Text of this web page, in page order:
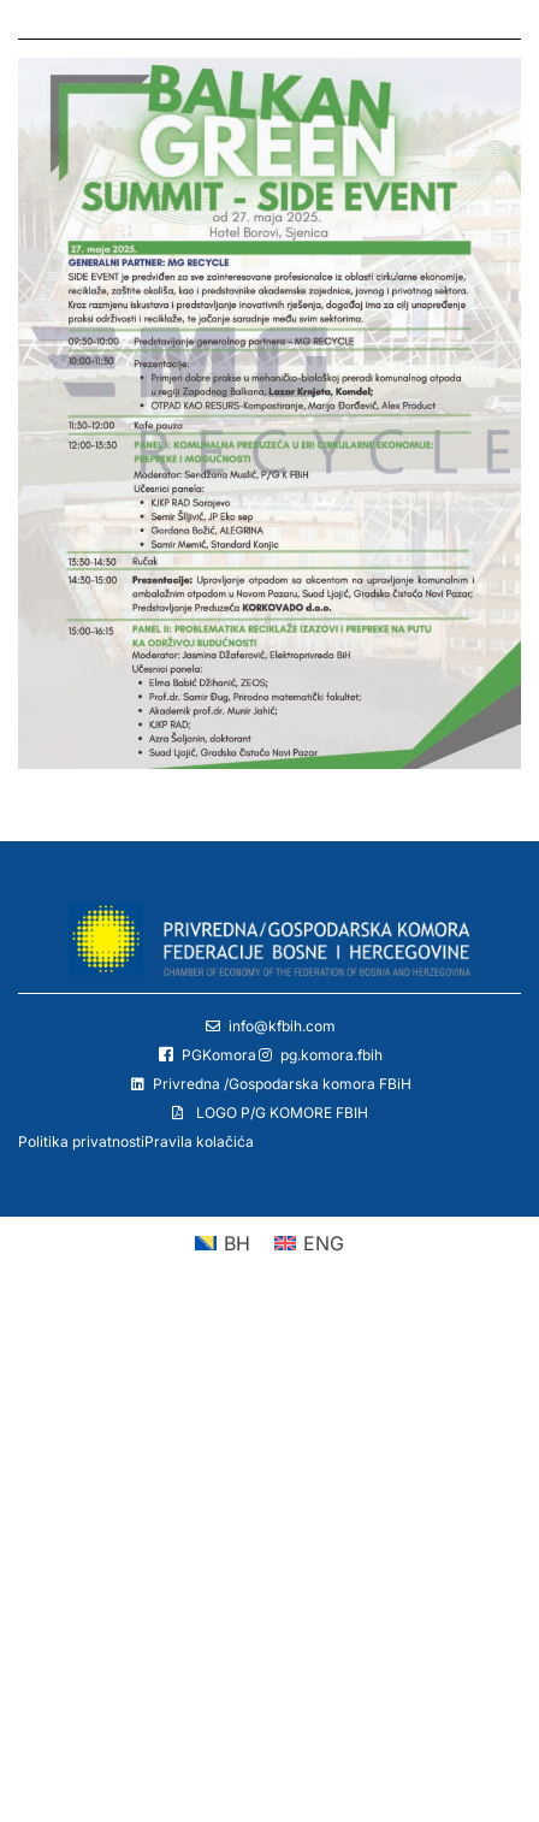
info@kfbih.com
PGKomora
pg.komora.fbih
Privredna /Gospodarska komora FBiH
LOGO P/G KOMORE FBIH
Politika privatnostiPravila kolačića
BH ENG